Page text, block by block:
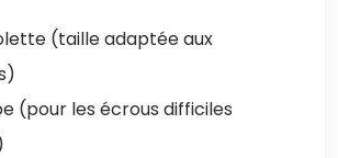
(taille adaptée aux
(pour les écrous difficiles